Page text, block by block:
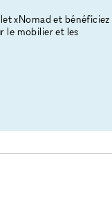
xNomad et bénéficiez
le mobilier et les